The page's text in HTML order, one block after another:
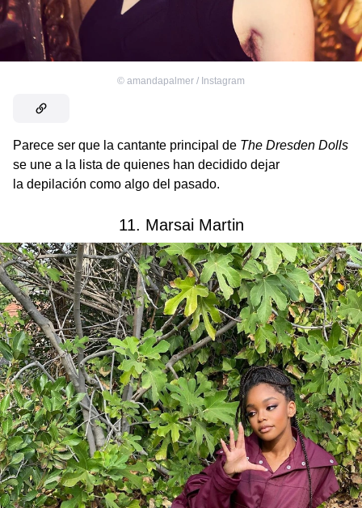
© amandapalmer / Instagram
Parece ser que la cantante principal de The Dresden Dolls
se une a la lista de quienes han decidido dejar
la depilación como algo del pasado.
11. Marsai Martin